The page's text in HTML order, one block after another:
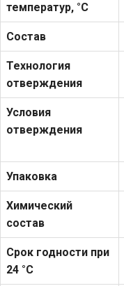
температур, °С
Состав
Технология
отверждения
Условия
отверждения
Упаковка
Химический
состав
Срок годности при
24 °С